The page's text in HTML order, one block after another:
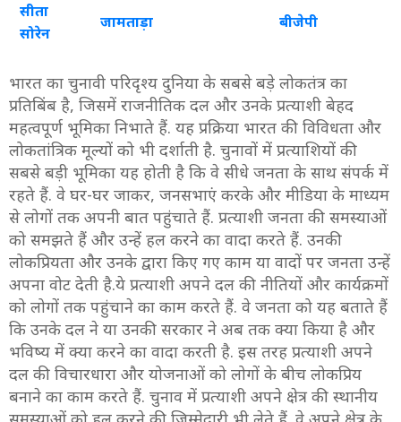
सीता
सोरेन
जामताड़ा बीजेपी
भारत का चुनावी परिदृश्य दुनिया के सबसे बड़े लोकतंत्र का
प्रतिबिंब है, जिसमें राजनीतिक दल और उनके प्रत्याशी बेहद
महत्वपूर्ण भूमिका निभाते हैं. यह प्रक्रिया भारत की विविधता और
लोकतांत्रिक मूल्यों को भी दर्शाती है. चुनावों में प्रत्याशियों की
सबसे बड़ी भूमिका यह होती है कि वे सीधे जनता के साथ संपर्क में
रहते हैं. वे घर-घर जाकर, जनसभाएं करके और मीडिया के माध्यम
से लोगों तक अपनी बात पहुंचाते हैं. प्रत्याशी जनता की समस्याओं
को समझते हैं और उन्हें हल करने का वादा करते हैं. उनकी
लोकप्रियता और उनके द्वारा किए गए काम या वादों पर जनता उन्हें
अपना वोट देती है.ये प्रत्याशी अपने दल की नीतियों और कार्यक्रमों
को लोगों तक पहुंचाने का काम करते हैं. वे जनता को यह बताते हैं
कि उनके दल ने या उनकी सरकार ने अब तक क्या किया है और
भविष्य में क्या करने का वादा करती है. इस तरह प्रत्याशी अपने
दल की विचारधारा और योजनाओं को लोगों के बीच लोकप्रिय
बनाने का काम करते हैं. चुनाव में प्रत्याशी अपने क्षेत्र की स्थानीय